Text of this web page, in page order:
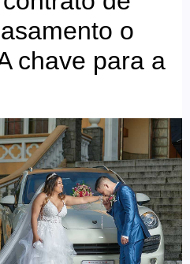
o
chave para a